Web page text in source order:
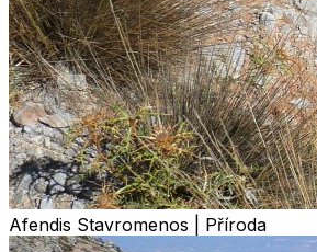
Afendis Stavromenos | Příroda